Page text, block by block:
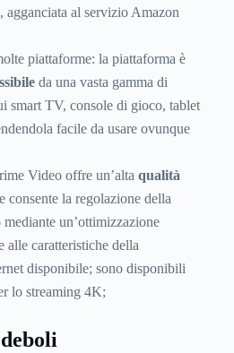
agganciata al servizio Amazon
piattaforme: la piattaforma è
da una vasta gamma di
smart TV, console di gioco, tablet
facile da usare ovunque
Video offre un’alta qualità
e consente la regolazione della
un’ottimizzazione
alle caratteristiche della
disponibile; sono disponibili
lo streaming 4K;